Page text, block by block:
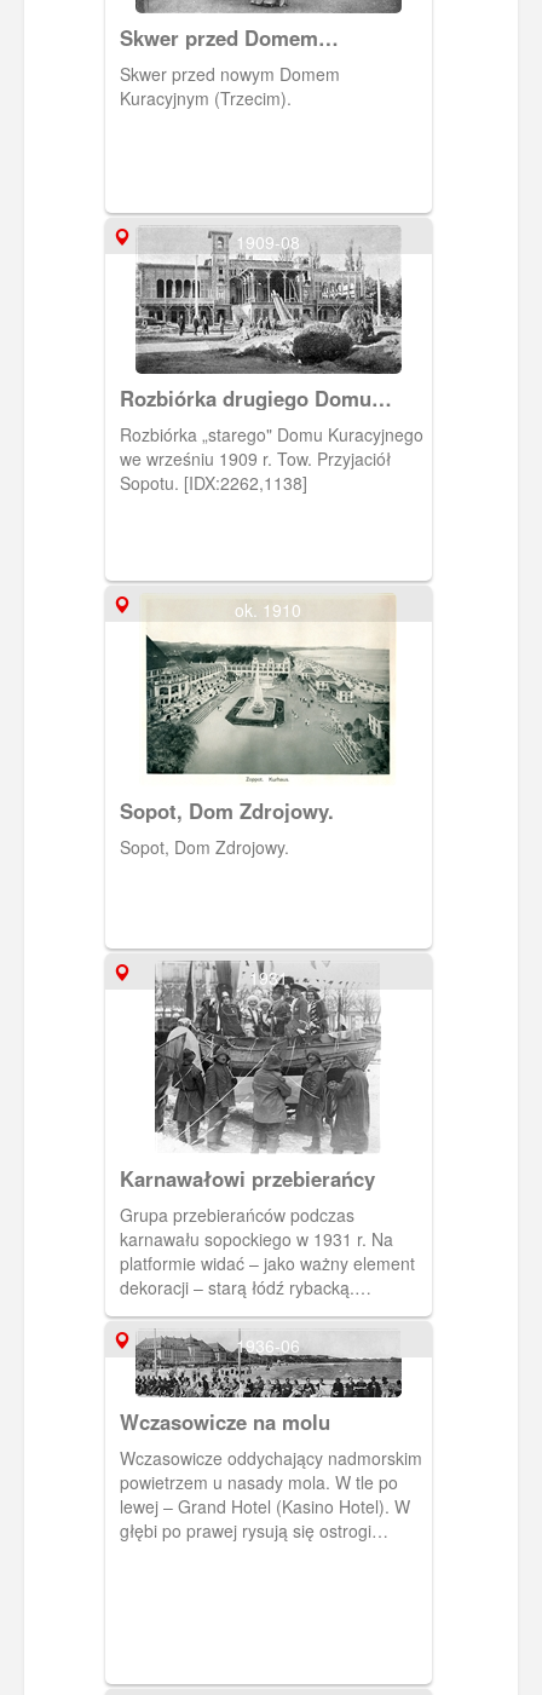
Skwer przed Domem
Kuracyjnym
Skwer przed nowym Domem
Kuracyjnym (Trzecim).
1909-08
Rozbiórka drugiego Domu
Kuracyjnego
Rozbiórka „starego" Domu Kuracyjnego
we wrześniu 1909 r. Tow. Przyjaciół
Sopotu. [IDX:2262,1138]
ok. 1910
Sopot, Dom Zdrojowy.
Sopot, Dom Zdrojowy.
1931
Karnawałowi przebierańcy
Grupa przebierańców podczas
karnawału sopockiego w 1931 r. Na
platformie widać – jako ważny element
dekoracji – starą łódź rybacką.
Statystami są prawdopodobnie
autentyczni rybacy. Tow. Przyjaciół
Sopotu. [IDX:2164,1160]
1936-06
Wczasowicze na molu
Wczasowicze oddychający nadmorskim
powietrzem u nasady mola. W tle po
lewej – Grand Hotel (Kasino Hotel). W
głębi po prawej rysują się ostrogi